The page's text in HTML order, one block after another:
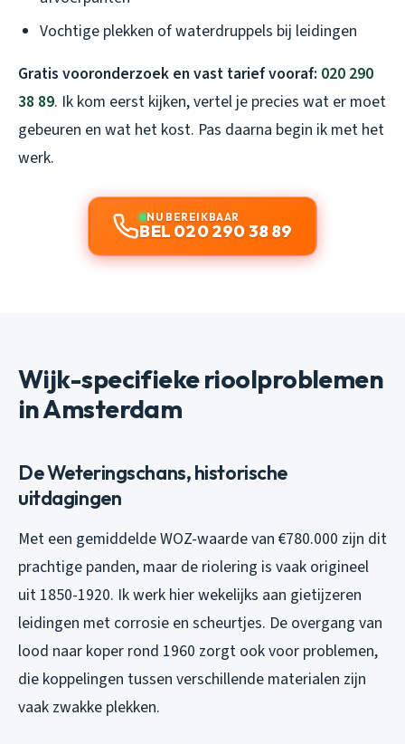
Vochtige plekken of waterdruppels bij leidingen
Gratis vooronderzoek en vast tarief vooraf: 020 290
38 89. Ik kom eerst kijken, vertel je precies wat er moet
gebeuren en wat het kost. Pas daarna begin ik met het
werk.
NU BEREIKBAAR
BEL 020 290 38 89
Wijk-specifieke rioolproblemen
in Amsterdam
De Weteringschans, historische
uitdagingen
Met een gemiddelde WOZ-waarde van €780.000 zijn dit
prachtige panden, maar de riolering is vaak origineel
uit 1850-1920. Ik werk hier wekelijks aan gietijzeren
leidingen met corrosie en scheurtjes. De overgang van
lood naar koper rond 1960 zorgt ook voor problemen,
die koppelingen tussen verschillende materialen zijn
vaak zwakke plekken.